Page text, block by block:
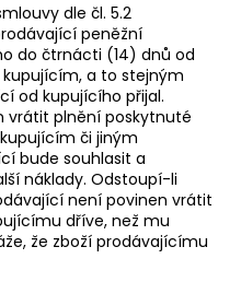
dle čl. 5.2
peněžní
do čtrnácti (14) dnů od
a to stejným
od kupujícího přijal.
vrátit plnění poskytnuté
či jiným
bude souhlasit a
náklady. Odstoupí-li
není povinen vrátit
dříve, než mu
že zboží prodávajícímu